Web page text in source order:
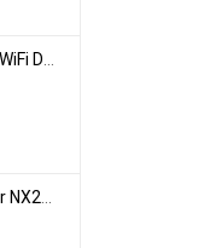
ZTE U30 Pro | WiFi Di Động 5G Tốc Độ Lên Đến 500Mbps, Màn Hình Cảm Ứng
TP-Link Archer NX200 | Bộ Phát WiFi Dùng Sim 5G Tốc Độ Cao Mới FullBox